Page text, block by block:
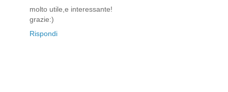
molto utile,e interessante!
grazie:)
Rispondi